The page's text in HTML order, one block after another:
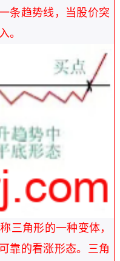
条趋势线，当股价突
。
三角形的一种变体，
靠的看涨形态。三角